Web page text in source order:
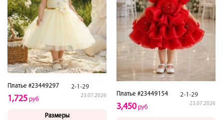
Платье #23449297 2-1-29
23.07.2026
1,725 руб
Размеры
Платье #23449154 2-1-29
23.07.2026
3,450руб